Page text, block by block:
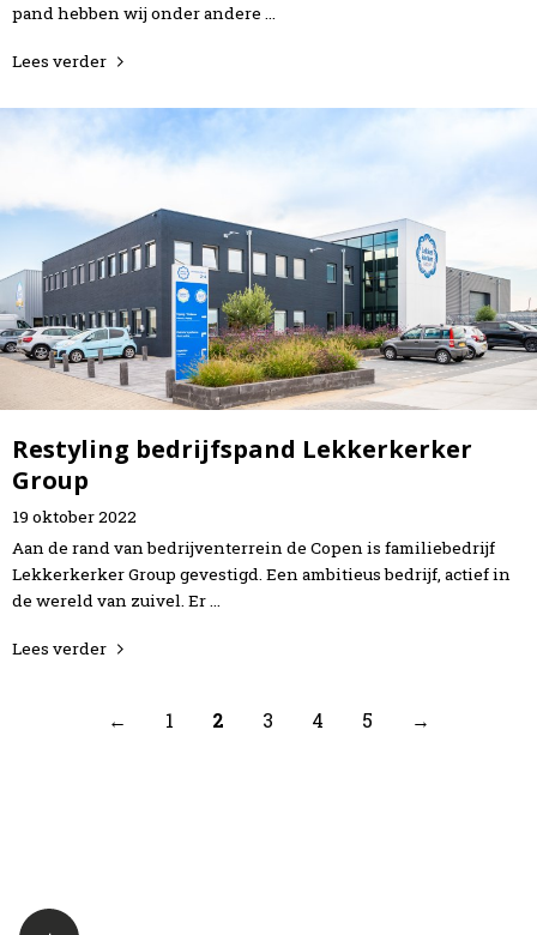
pand hebben wij onder andere …
Lees verder
Restyling bedrijfspand Lekkerkerker
Group
19 oktober2022
Aan de rand van bedrijventerrein de Copen is familiebedrijf
Lekkerkerker Group gevestigd. Een ambitieus bedrijf, actief in
de wereld van zuivel. Er …
Lees verder
← 1 2 3 4 5 →